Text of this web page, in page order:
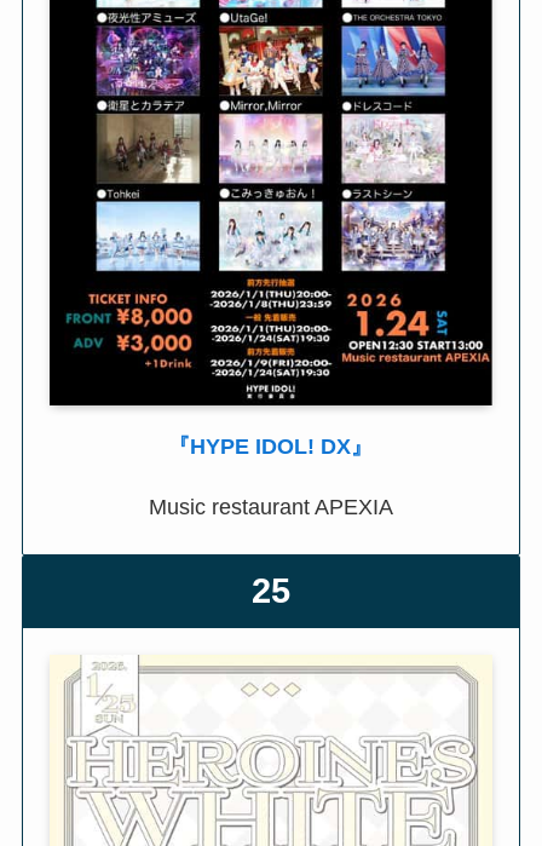
『HYPE IDOL! DX』
Music restaurant APEXIA
25